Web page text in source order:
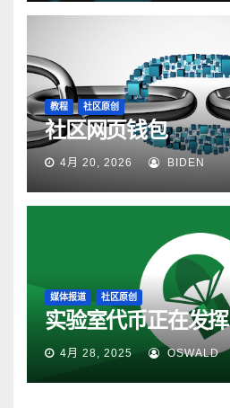
教程 社区原创
社区网页钱包
4月 20, 2026 BIDEN
媒体报道 社区原创
实验室代币正在发挥
4月 28, 2025 OSWALD